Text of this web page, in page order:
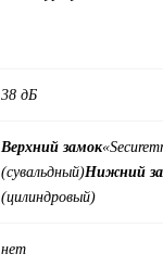
38 дБ
Верхний замок
(сувальдный)Нижний
(цилиндровый)
нет